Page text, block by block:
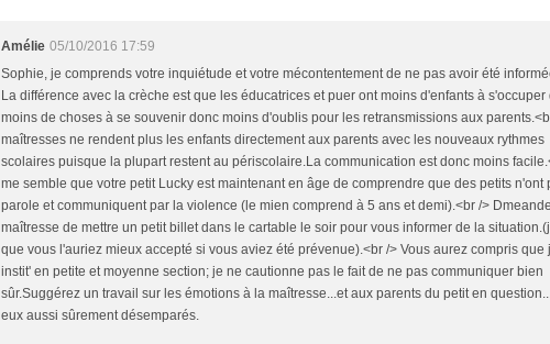
Amélie 05/10/2016 17:59
Sophie, je comprends votre inquiétude et votre mécontentement de ne pas avoir été
La différence avec la crèche est que les éducatrices et puer ont moins d'enfants à s'occuper
moins de choses à se souvenir donc moins d'oublis pour les retransmissions aux
maîtresses ne rendent plus les enfants directement aux parents avec les nouveaux rythmes
scolaires puisque la plupart restent au périscolaire.La communication est donc moins
me semble que votre petit Lucky est maintenant en âge de comprendre que des petits n'ont
parole et communiquent par la violence (le mien comprend à 5 ans et demi).<br />
maîtresse de mettre un petit billet dans le cartable le soir pour vous informer de la
que vous l'auriez mieux accepté si vous aviez été prévenue).<br /> Vous aurez compris que
instit' en petite et moyenne section; je ne cautionne pas le fait de ne pas communiquer bien
sûr.Suggérez un travail sur les émotions à la maîtresse...et aux parents du petit en
eux aussi sûrement désemparés.